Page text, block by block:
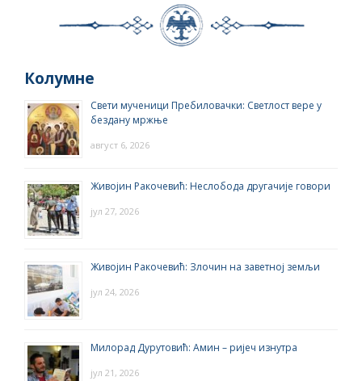
Колумне
Свети мученици Пребиловачки: Светлост вере у
бездану мржње
август 6, 2026
Живојин Ракочевић: Неслобода другачије говори
јул 27, 2026
Живојин Ракочевић: Злочин на заветној земљи
јул 24, 2026
Милорад Дурутовић: Амин – ријеч изнутра
јул 21, 2026